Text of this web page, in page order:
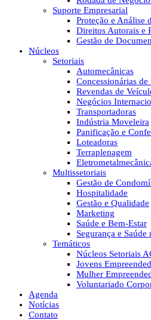
Suporte Empresarial
Proteção e Análise
Direitos Autorais e
Gestão de
Núcleos
Setoriais
Automecânicas
Concessionárias de
Revendas de
Negócios
Transportadoras
Indústria Moveleira
Panificação e
Loteadoras
Terraplenagem
Multissetoriais
Gestão de
Hospitalidade
Gestão e Qualidade
Marketing
Saúde e Bem-Estar
Segurança e Saúde
Temáticos
Núcleos Setoriais
Jovens
Mulher
Voluntariado
Agenda
Notícias
Contato